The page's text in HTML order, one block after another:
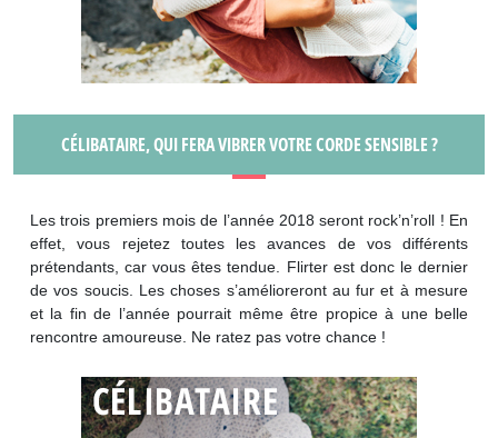
CÉLIBATAIRE, QUI FERA VIBRER VOTRE CORDE SENSIBLE ?
Les trois premiers mois de l’année 2018 seront rock’n’roll ! En
effet, vous rejetez toutes les avances de vos différents
prétendants, car vous êtes tendue. Flirter est donc le dernier
de vos soucis. Les choses s’amélioreront au fur et à mesure
et la fin de l’année pourrait même être propice à une belle
rencontre amoureuse. Ne ratez pas votre chance !